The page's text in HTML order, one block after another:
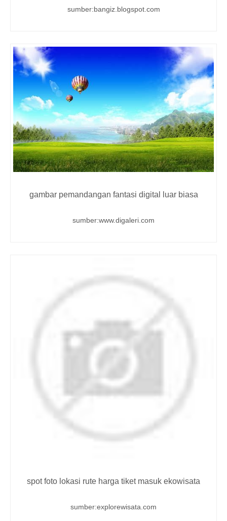
sumber:bangiz.blogspot.com
gambar pemandangan fantasi digital luar biasa
sumber:www.digaleri.com
spot foto lokasi rute harga tiket masuk ekowisata
sumber:explorewisata.com